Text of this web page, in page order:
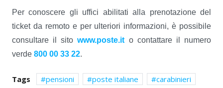
Per conoscere gli uffici abilitati alla prenotazione del
ticket da remoto e per ulteriori informazioni, è possibile
consultare il sitowww.poste.it o contattare il numero
verde 800 00 33 22.
Tags pensioni poste italiane carabinieri